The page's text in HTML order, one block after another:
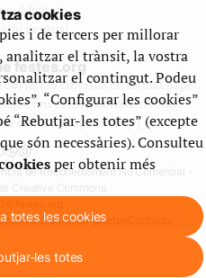
publicitat
puntual
festes.org
col·lecció editorial en format paper,
que fins aleshores havien estat
al nostre espai web. [+]
de Reconeixement No Comercial -
Creative Commons
privadesa Ús de galetes
cookies
i de tercers per millorar
analitzar el trànsit, la vostra
el contingut. Podeu
“Configurar les cookies”
“Rebutjar-les totes” (excepte
són necessàries). Consulteu
per obtenir més
totes les cookies
les totes